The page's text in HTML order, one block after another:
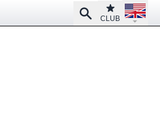
SearchClub
CLUB
Open